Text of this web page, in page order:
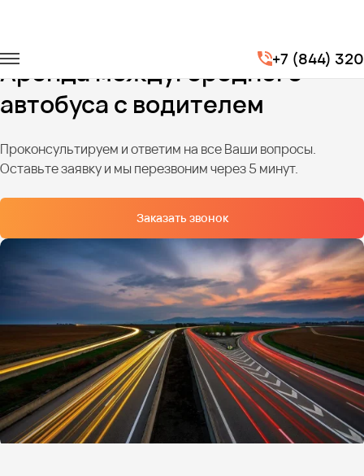
+7 (844)
Перевозки по межгороду
Аренда междугороднего
автобуса с водителем
Проконсультируем и ответим на все Ваши вопросы.
Оставьте заявку и мы перезвоним через 5 минут.
Заказать звонок